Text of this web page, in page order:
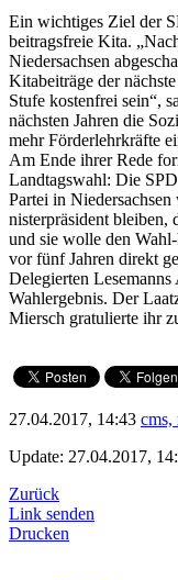
Ein wichtiges Ziel der
beitragsfreie Kita.
Niedersachsen
Kitabeiträge der
Stufe kostenfrei sein“,
nächsten Jahren die
mehr Förderlehrkräfte
Am Ende ihrer Rede
Landtagswahl: Die
Partei in
nisterpräsident bleiben,
und sie wolle den
vor fünf Jahren direkt
Delegierten
Wahlergebnis. Der
Miersch gratulierte ihr
27.04.2017, 14:43 cms,
Update: 27.04.2017,
Zurück
Link senden
Drucken